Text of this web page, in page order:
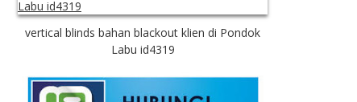
vertical blinds bahan blackout klien di Pondok
Labu id4319